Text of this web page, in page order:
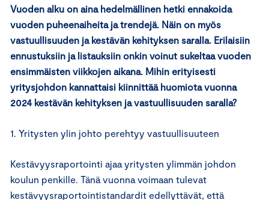
Vuoden alku on aina hedelmällinen hetki ennakoida
vuoden puheenaiheita ja trendejä. Näin on myös
vastuullisuuden ja kestävän kehityksen saralla. Erilaisiin
ennustuksiin ja listauksiin onkin voinut sukeltaa vuoden
ensimmäisten viikkojen aikana. Mihin erityisesti
yritysjohdon kannattaisi kiinnittää huomiota vuonna
2024 kestävän kehityksen ja vastuullisuuden saralla?
1. Yritysten ylin johto perehtyy vastuullisuuteen
Kestävyysraportointi ajaa yritysten ylimmän johdon
koulun penkille. Tänä vuonna voimaan tulevat
kestävyysraportointistandardit edellyttävät, että